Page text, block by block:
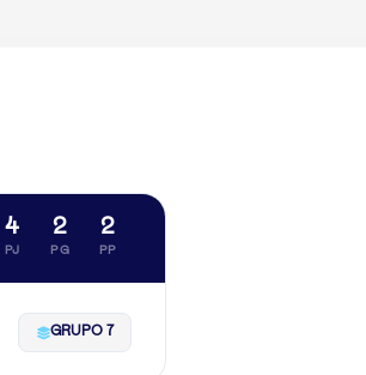
4
PJ
2
PG
2
PP
GRUPO 7